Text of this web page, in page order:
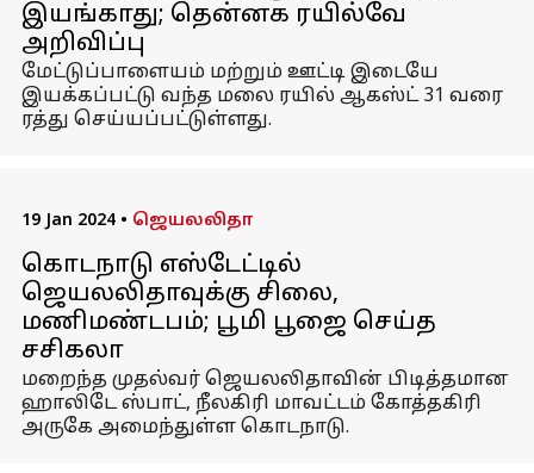
இயங்காது; தென்னக ரயில்வே
அறிவிப்பு
மேட்டுப்பாளையம் மற்றும் ஊட்டி இடையே
இயக்கப்பட்டு வந்த மலை ரயில் ஆகஸ்ட் 31 வரை
ரத்து செய்யப்பட்டுள்ளது.
19 Jan 2024 • ஜெயலலிதா
கொடநாடு எஸ்டேட்டில்
ஜெயலலிதாவுக்கு சிலை,
மணிமண்டபம்; பூமி பூஜை செய்த
சசிகலா
மறைந்த முதல்வர் ஜெயலலிதாவின் பிடித்தமான
ஹாலிடே ஸ்பாட், நீலகிரி மாவட்டம் கோத்தகிரி
அருகே அமைந்துள்ள கொடநாடு.